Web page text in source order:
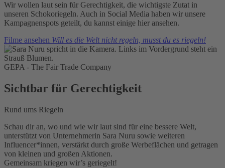
Wir wollen laut sein für Gerechtigkeit, die wichtigste Zutat in
unseren Schokoriegeln. Auch in Social Media haben wir unsere
Kampagnenspots geteilt, du kannst einige hier ansehen.
Filme ansehen Will es die Welt nicht regeln, musst du es riegeln!
GEPA - The Fair Trade Company
Sichtbar für Gerechtigkeit
Rund ums Riegeln
Schau dir an, wo und wie wir laut sind für eine bessere Welt,
unterstützt von Unternehmerin Sara Nuru sowie weiteren
Influencer*innen, verstärkt durch große Werbeflächen und getragen
von kleinen und großen Aktionen.
Gemeinsam kriegen wir’s geriegelt!